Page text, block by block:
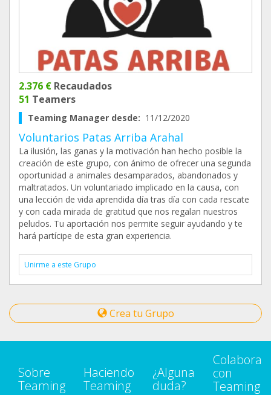
2.376 € Recaudados
51 Teamers
Teaming Manager desde: 11/12/2020
Voluntarios Patas Arriba Arahal
La ilusión, las ganas y la motivación han hecho posible la
creación de este grupo, con ánimo de ofrecer una segunda
oportunidad a animales desamparados, abandonados y
maltratados. Un voluntariado implicado en la causa, con
una lección de vida aprendida día tras día con cada rescate
y con cada mirada de gratitud que nos regalan nuestros
peludos. Tu aportación nos permite seguir ayudando y te
hará partícipe de esta gran experiencia.
Unirme a este Grupo
Crea tu Grupo
Sobre
Teaming
Haciendo
Teaming
¿Alguna
duda?
Colabora
con
Teaming